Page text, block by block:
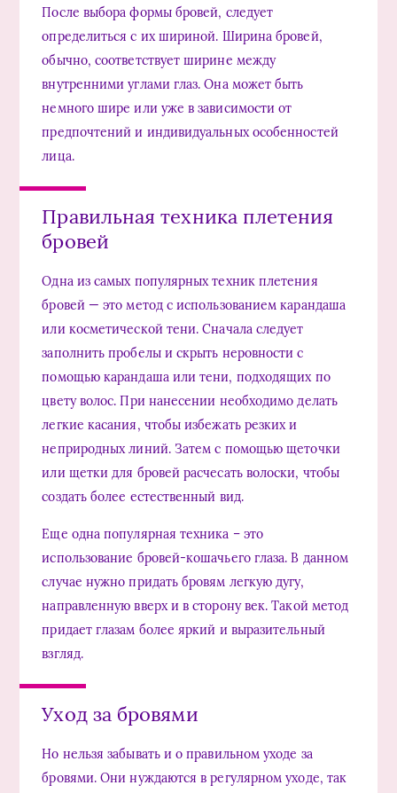
После выбора формы бровей, следует
определиться с их шириной. Ширина бровей,
обычно, соответствует ширине между
внутренними углами глаз. Она может быть
немного шире или уже в зависимости от
предпочтений и индивидуальных особенностей
лица.
Правильная техника плетения
бровей
Одна из самых популярных техник плетения
бровей — это метод с использованием карандаша
или косметической тени. Сначала следует
заполнить пробелы и скрыть неровности с
помощью карандаша или тени, подходящих по
цвету волос. При нанесении необходимо делать
легкие касания, чтобы избежать резких и
неприродных линий. Затем с помощью щеточки
или щетки для бровей расчесать волоски, чтобы
создать более естественный вид.
Еще одна популярная техника – это
использование бровей-кошачьего глаза. В данном
случае нужно придать бровям легкую дугу,
направленную вверх и в сторону век. Такой метод
придает глазам более яркий и выразительный
взгляд.
Уход за бровями
Но нельзя забывать и о правильном уходе за
бровями. Они нуждаются в регулярном уходе, так